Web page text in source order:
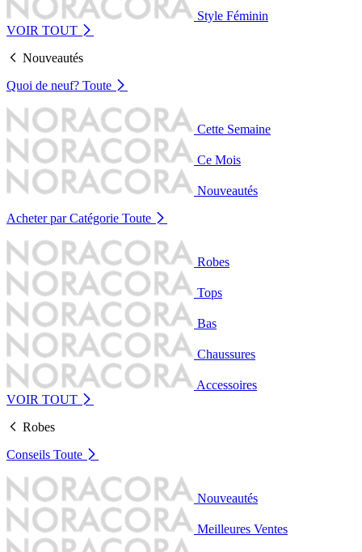
Style Féminin
VOIR TOUT
Nouveautés
Quoi de neuf? Toute
Cette Semaine
Ce Mois
Nouveautés
Acheter par Catégorie Toute
Robes
Tops
Bas
Chaussures
Accessoires
VOIR TOUT
Robes
Conseils Toute
Nouveautés
Meilleures Ventes